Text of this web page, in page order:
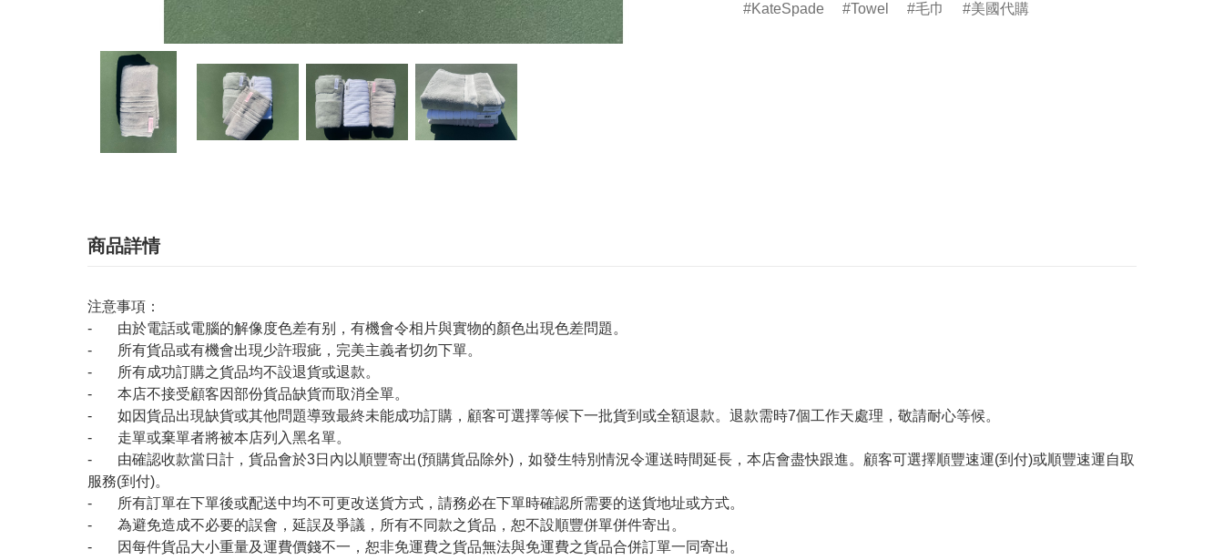
KateSpade Towel 毛巾 美國代購
商品詳情
注意事項：
- 由於電話或電腦的解像度色差有别，有機會令相片與實物的顏色出現色差問題。
- 所有貨品或有機會出現少許瑕疵，完美主義者切勿下單。
- 所有成功訂購之貨品均不設退貨或退款。
- 本店不接受顧客因部份貨品缺貨而取消全單。
- 如因貨品出現缺貨或其他問題導致最終未能成功訂購，顧客可選擇等候下一批貨到或全額退款。退款需時7個工作天處理，敬請耐心等候。
- 走單或棄單者將被本店列入黑名單。
- 由確認收款當日計，貨品會於3日內以順豐寄出(預購貨品除外)，如發生特別情況令運送時間延長，本店會盡快跟進。顧客可選擇順豐速運(到付)或順豐速運自取
服務(到付)。
- 所有訂單在下單後或配送中均不可更改送貨方式，請務必在下單時確認所需要的送貨地址或方式。
- 為避免造成不必要的誤會，延誤及爭議，所有不同款之貨品，恕不設順豐併單併件寄出。
- 因每件貨品大小重量及運費價錢不一，恕非免運費之貨品無法與免運費之貨品合併訂單一同寄出。